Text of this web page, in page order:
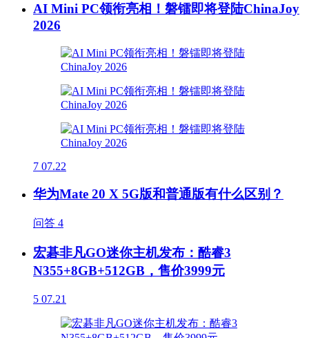
AI Mini PC领衔亮相！磐镭即将登陆ChinaJoy
2026
7 07.22
华为Mate 20 X 5G版和普通版有什么区别？
问答 4
宏碁非凡GO迷你主机发布：酷睿3
N355+8GB+512GB，售价3999元
5 07.21